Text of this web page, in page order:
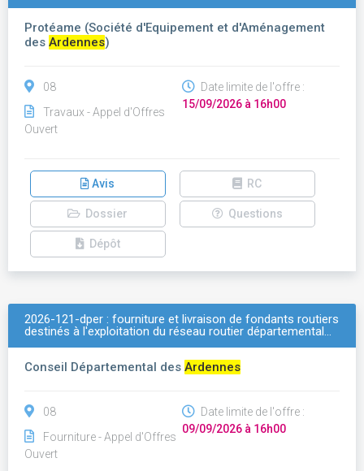
Protéame (Société d'Equipement et d'Aménagement
des Ardennes)
08
Travaux - Appel d'Offres
Ouvert
Date limite de l'offre :
15/09/2026 à 16h00
Avis RC
Dossier Questions
Dépôt
2026-121-dper : fourniture et livraison de fondants routiers
destinés à l'exploitation du réseau routier départemental…
Conseil Départemental des Ardennes
08
Fourniture - Appel d'Offres
Ouvert
Date limite de l'offre :
09/09/2026 à 16h00